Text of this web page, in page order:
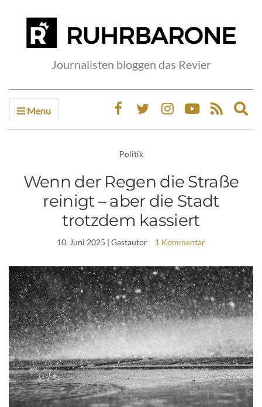
Journalisten bloggen das Revier
Menu
Politik
Wenn der Regen die Straße
reinigt – aber die Stadt
trotzdem kassiert
10. Juni 2025 | Gastautor 1 Kommentar